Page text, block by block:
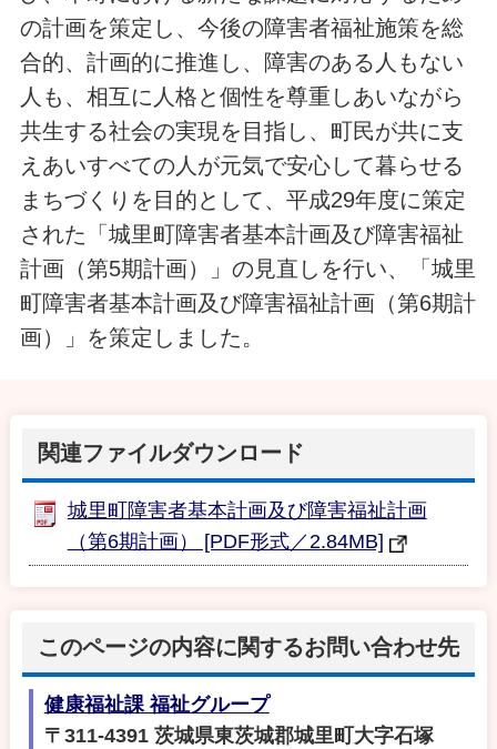
の計画を策定し、今後の障害者福祉施策を総
合的、計画的に推進し、障害のある人もない
人も、相互に人格と個性を尊重しあいながら
共生する社会の実現を目指し、町民が共に支
えあいすべての人が元気で安心して暮らせる
まちづくりを目的として、平成29年度に策定
された「城里町障害者基本計画及び障害福祉
計画（第5期計画）」の見直しを行い、「城里
町障害者基本計画及び障害福祉計画（第6期計
画）」を策定しました。
関連ファイルダウンロード
城里町障害者基本計画及び障害福祉計画
（第6期計画） [PDF形式／2.84MB]
このページの内容に関するお問い合わせ先
健康福祉課 福祉グループ
〒311-4391 茨城県東茨城郡城里町大字石塚